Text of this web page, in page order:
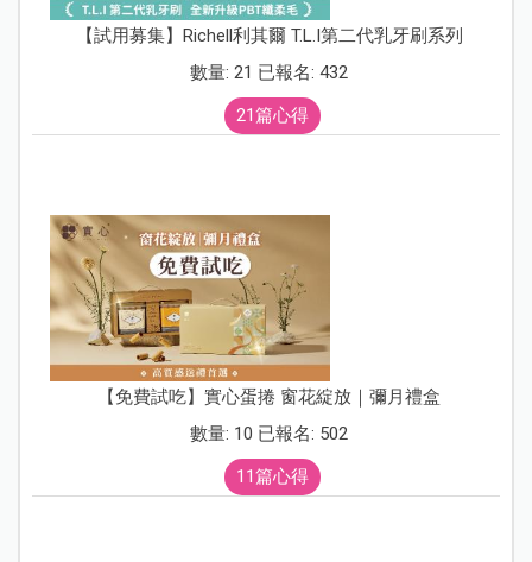
【試用募集】Richell利其爾 T.L.I第二代乳牙刷系列
數量: 21 已報名: 432
21篇心得
【免費試吃】實心蛋捲 窗花綻放｜彌月禮盒
數量: 10 已報名: 502
11篇心得